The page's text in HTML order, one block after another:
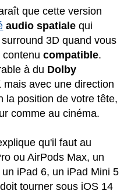
que cette version
audio spatialequi
3D quand vous
contenucompatible.
à du Dolby
mais avec une direction
la position de votre tête,
comme au cinéma.
qu'il faut au
ou AirPods Max, un
iPad 6, un iPad Mini 5
tourner sous iOS 14